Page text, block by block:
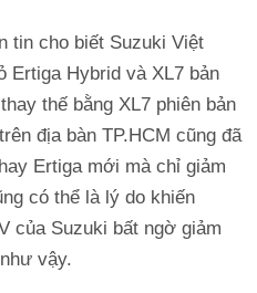
tin cho biết Suzuki Việt
Ertiga Hybrid và XL7 bản
thế bằng XL7 phiên bản
địa bàn TP.HCM cũng đã
Ertiga mới mà chỉ giảm
có thể là lý do khiến
của Suzuki bất ngờ giảm
vậy.